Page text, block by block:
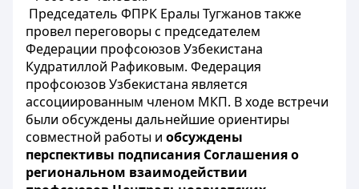
Председатель ФПРК Ералы Тугжанов также
провел переговоры с председателем
Федерации профсоюзов Узбекистана
Кудратиллой Рафиковым. Федерация
профсоюзов Узбекистана является
ассоциированным членом МКП. В ходе встречи
были обсуждены дальнейшие ориентиры
совместной работы и обсуждены
перспективы подписания Соглашения о
региональном взаимодействии